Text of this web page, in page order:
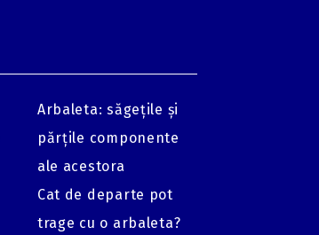
Arbaleta: săgețile și
părțile componente
ale acestora
Cat de departe pot
trage cu o arbaleta?